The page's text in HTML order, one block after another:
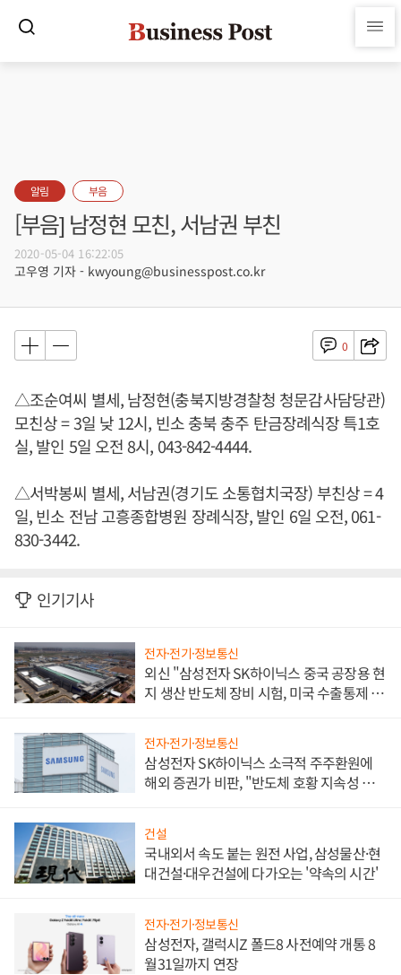
알림 부음
[부음] 남정현 모친, 서남권 부친
2020-05-04 16:22:05
고우영 기자 - kwyoung@businesspost.co.kr
0
△조순여씨 별세, 남정현(충북지방경찰청 청문감사담당관)
모친상 = 3일 낮 12시, 빈소 충북 충주 탄금장례식장 특1호
실, 발인 5일 오전 8시, 043-842-4444.
△서박봉씨 별세, 서남권(경기도 소통협치국장) 부친상 = 4
일, 빈소 전남 고흥종합병원 장례식장, 발인 6일 오전, 061-
830-3442.
인기기사
전자·전기·정보통신
외신 "삼성전자 SK하이닉스 중국 공장용 현
지 생산 반도체 장비 시험, 미국 수출통제 대
전자·전기·정보통신
삼성전자 SK하이닉스 소극적 주주환원에
해외 증권가 비판, "반도체 호황 지속성 의
건설
국내외서 속도 붙는 원전 사업, 삼성물산·현
대건설·대우건설에 다가오는 '약속의 시간'
전자·전기·정보통신
삼성전자, 갤럭시Z 폴드8 사전예약 개통 8
월31일까지 연장